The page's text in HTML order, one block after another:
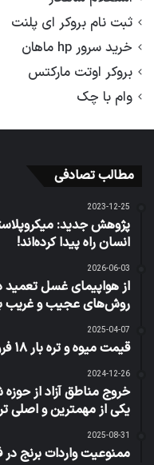
ثبت نام بروکر ای پلنت
خرید سرور hp ماهان
بروکر اوتت مارکتس
وام با چک
مطالب تصادفی
2023-12-25
پژوهش جدید:
انسان راه پیدا کرده‌اند!
2026-06-03
از هواپیمای غسل تعمید
روش‌های عجیب و غریب
2025-04-07
قیمت میوه و تره بار ۱۸ فروردین ۱۴۰۴
2024-12-26
خروج مناطق آزاد از
یكی از مهمترین و
2025-08-31
ممنوعیت واردات برنج